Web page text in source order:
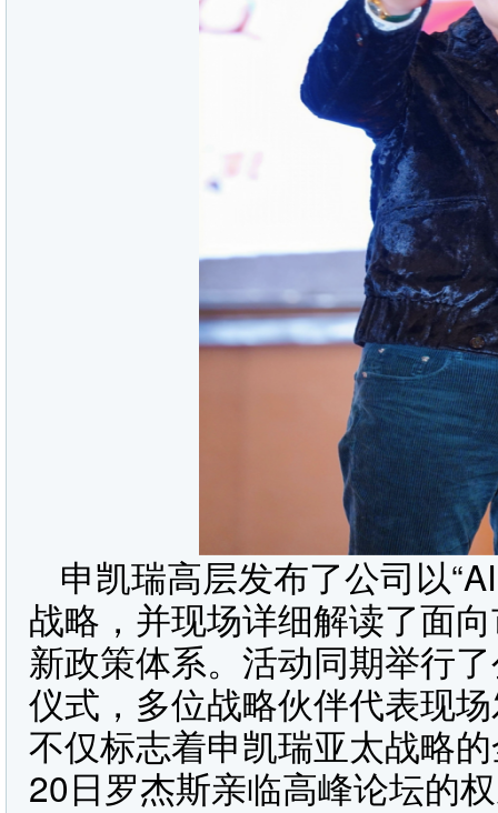
申凯瑞高层发布了公司以
战略，并现场详细解读了面
新政策体系。活动同期举行
仪式，多位战略伙伴代表现
不仅标志着申凯瑞亚太战略
20日罗杰斯亲临高峰论坛的